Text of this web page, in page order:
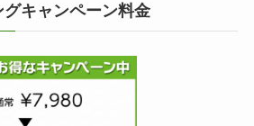
キャンペーン料金